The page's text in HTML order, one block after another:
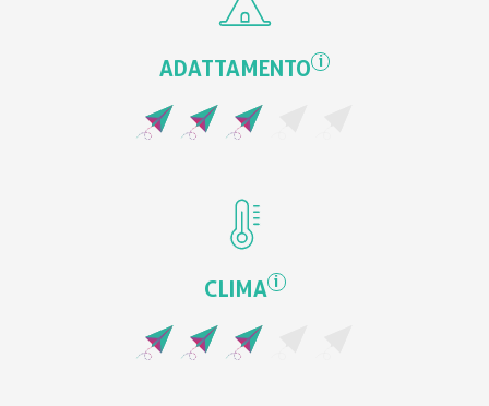
ADATTAMENTO i
CLIMA i